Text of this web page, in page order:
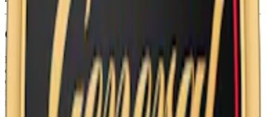
Om General Portion
Klassikern General Portion har en tydlig tobakssmak med inslag av
citrusfrukten bergamott. Noter av te (framför allt Earl Grey), läder
och hö ger General dess klassiska snussmak. Den fullstora och
fuktiga prillan innehåller 8,5 mg. nikotin vilket är att betrakta som
normalstarkt.